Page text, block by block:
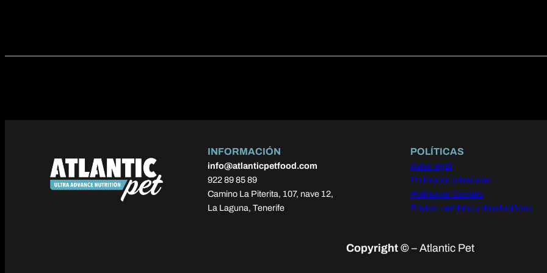
INFORMACIÓN
info@atlanticpetfood.com
922 89 85 89
Camino La Piterita, 107, nave 12,
La Laguna, Tenerife
POLÍTICAS
Aviso legal
Política de privacidad
Política de Cookies
Envíos, cambios y devoluciónes
Copyright © – Atlantic Pet